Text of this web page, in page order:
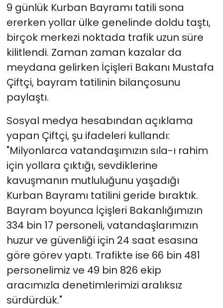
9 günlük Kurban Bayramı tatili sona
ererken yollar ülke genelinde doldu taştı,
birçok merkezi noktada trafik uzun süre
kilitlendi. Zaman zaman kazalar da
meydana gelirken İçişleri Bakanı Mustafa
Çiftçi, bayram tatilinin bilançosunu
paylaştı.
Sosyal medya hesabından açıklama
yapan Çiftçi, şu ifadeleri kullandı:
"Milyonlarca vatandaşımızın sıla-ı rahim
için yollara çıktığı, sevdiklerine
kavuşmanın mutluluğunu yaşadığı
Kurban Bayramı tatilini geride bıraktık.
Bayram boyunca İçişleri Bakanlığımızın
334 bin 17 personeli, vatandaşlarımızın
huzur ve güvenliği için 24 saat esasına
göre görev yaptı. Trafikte ise 66 bin 481
personelimiz ve 49 bin 826 ekip
aracımızla denetimlerimizi aralıksız
sürdürdük."